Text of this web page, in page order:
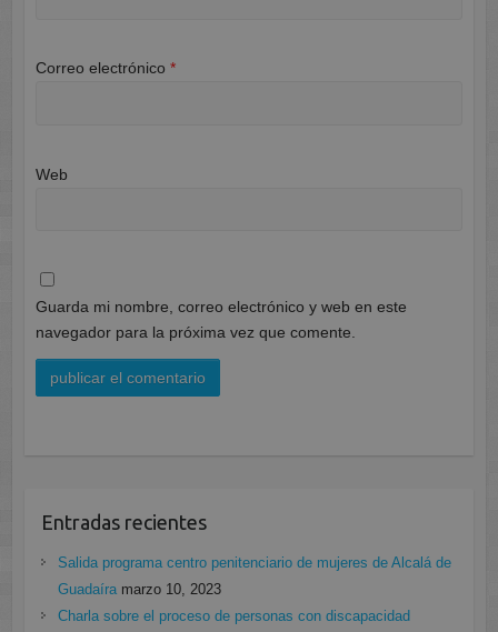
Correo electrónico *
Web
Guarda mi nombre, correo electrónico y web en este
navegador para la próxima vez que comente.
Entradas recientes
Salida programa centro penitenciario de mujeres de Alcalá de
Guadaíra marzo 10, 2023
Charla sobre el proceso de personas con discapacidad